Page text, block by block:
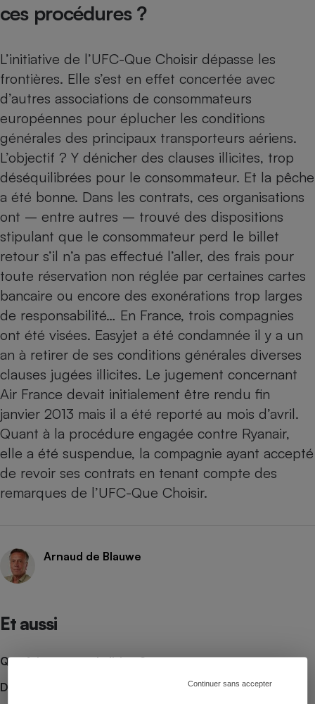
Continuer sans accepter
ces procédures ?
L’initiative de l’UFC-Que Choisir dépasse les
frontières. Elle s’est en effet concertée avec
d’autres associations de consommateurs
européennes pour éplucher les conditions
générales des principaux transporteurs aériens.
L’objectif ? Y dénicher des clauses illicites, trop
déséquilibrées pour le consommateur. Et la pêche
a été bonne. Dans les contrats, ces organisations
ont – entre autres – trouvé des dispositions
stipulant que le consommateur perd le billet
retour s’il n’a pas effectué l’aller, des frais pour
toute réservation non réglée par certaines cartes
bancaire ou encore des exonérations trop larges
de responsabilité… En France, trois compagnies
ont été visées. Easyjet a été condamnée il y a un
an à retirer de ses conditions générales diverses
clauses jugées illicites. Le jugement concernant
Air France devait initialement être rendu fin
janvier 2013 mais il a été reporté au mois d’avril.
Quant à la procédure engagée contre Ryanair,
elle a été suspendue, la compagnie ayant accepté
de revoir ses contrats en tenant compte des
remarques de l’UFC-Que Choisir.
Arnaud de Blauwe
Et aussi
Que faire en cas de litige ?
Découvrir le forum